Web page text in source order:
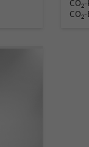
CO2-
CO2-